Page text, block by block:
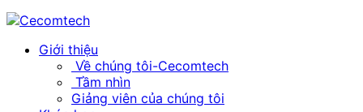
Giới thiệu
Về chúng tôi-Cecomtech
Tầm nhìn
Giảng viên của chúng tôi